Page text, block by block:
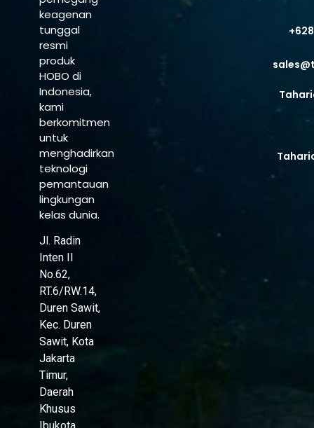
keagenan
tunggal
resmi
produk
HOBO di
Indonesia,
kami
berkomitmen
untuk
menghadirkan
teknologi
pemantauan
lingkungan
kelas dunia.
Jl. Radin
Inten II
No.62,
RT.6/RW.14,
Duren Sawit,
Kec. Duren
Sawit, Kota
Jakarta
Timur,
Daerah
Khusus